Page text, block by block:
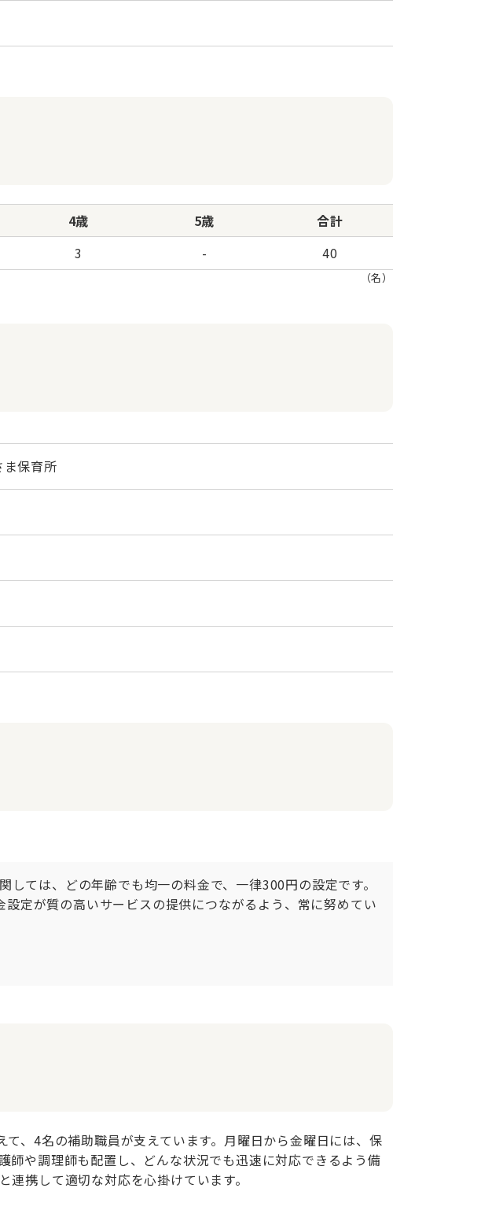
4歳 5歳
合計
3 - 40
（名）
保育所
ては、どの年齢でも均一の料金で、一律300円の設定です。
定が質の高いサービスの提供につながるよう、常に努めてい
、4名の補助職員が支えています。月曜日から金曜日には、保
師や調理師も配置し、どんな状況でも迅速に対応できるよう備
携して適切な対応を心掛けています。